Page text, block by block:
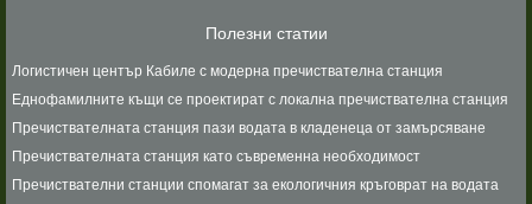
Полезни статии
Логистичен център Кабиле с модерна пречиствателна станция
Еднофамилните къщи се проектират с локална пречиствателна станция
Пречиствателната станция пази водата в кладенеца от замърсяване
Пречиствателната станция като съвременна необходимост
Пречиствателни станции спомагат за екологичния кръговрат на водата